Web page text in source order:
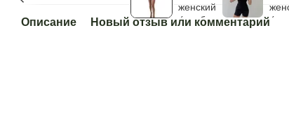
Описание Новый отзыв или комментарий